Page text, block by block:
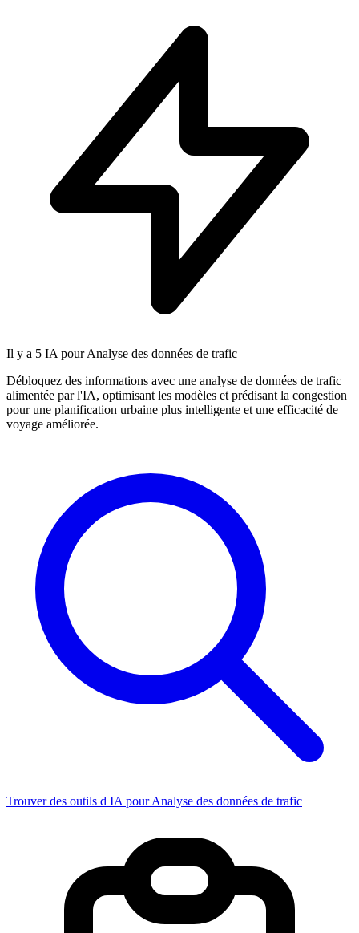
Il y a 5 IA pour Analyse des données de trafic
Débloquez des informations avec une analyse de données de trafic
alimentée par l'IA, optimisant les modèles et prédisant la congestion
pour une planification urbaine plus intelligente et une efficacité de
voyage améliorée.
Trouver des outils d IA pour Analyse des données de trafic